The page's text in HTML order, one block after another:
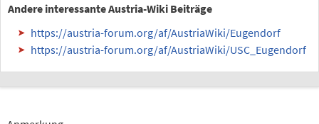
Andere interessante Austria-Wiki Beiträge
https://austria-forum.org/af/AustriaWiki/Eugendorf
https://austria-forum.org/af/AustriaWiki/USC_Eugendorf